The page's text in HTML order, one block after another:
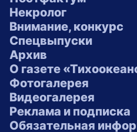
Некролог
Внимание, конкурс
Спецвыпуски
Архив
О газете
Фотогалерея
Видеогалерея
Реклама и подписка
Обязательная